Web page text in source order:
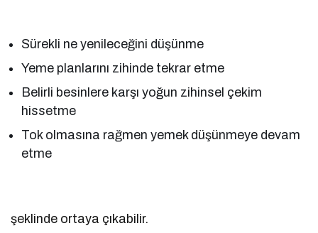
Sürekli ne yenileceğini düşünme
Yeme planlarını zihinde tekrar etme
Belirli besinlere karşı yoğun zihinsel çekim
hissetme
Tok olmasına rağmen yemek düşünmeye devam
etme
şeklinde ortaya çıkabilir.